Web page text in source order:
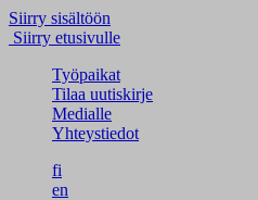
Siirry sisältöön
Siirry etusivulle
Työpaikat
Tilaa uutiskirje
Medialle
Yhteystiedot
fi
en